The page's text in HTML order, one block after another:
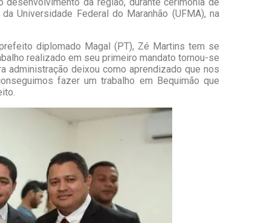
Universidade Federal do Maranhão (UFMA), na
diplomado Magal (PT), Zé Martins tem se
realizado em seu primeiro mandato tornou-se
administração deixou como aprendizado que nos
fazer um trabalho em Bequimão que